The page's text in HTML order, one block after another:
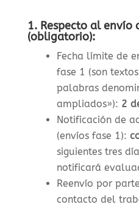
1. Respecto al envío
(obligatorio):
Fecha límite de
fase 1 (son
palabras
ampliados»): 2
Notificación de
(envíos fase 1):
siguientes tres
notificará
Reenvío por
contacto del